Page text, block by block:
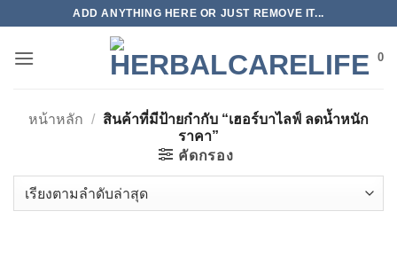
ADD ANYTHING HERE OR JUST REMOVE IT...
0
หน้าหลัก / สินค้าที่มีป้ายกำกับ “เฮอร์บาไลฟ์ ลดน้ำหนัก
ราคา”
คัดกรอง